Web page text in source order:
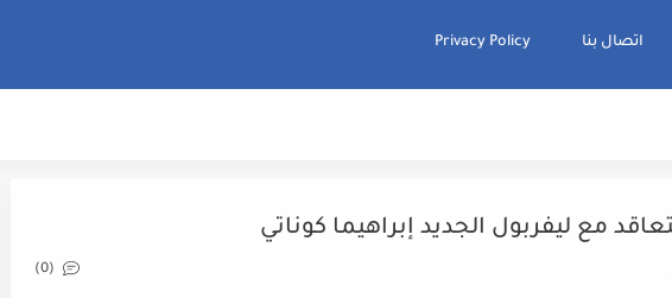
اتصال بنا Privacy Policy
مع ليفربول الجديد إبراهيما كوناتي
(0)